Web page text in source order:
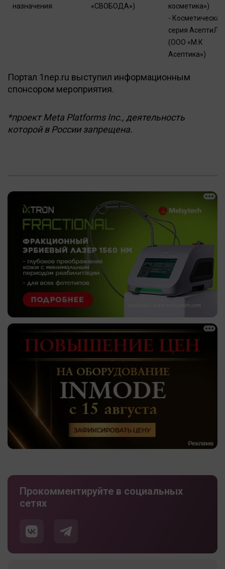
назначения
«СВОБОДА»)
косметика»)
- Косметическая
серия
(ООО «М.К
Асептика»)
Портал 1nep.ru выступил информационным
спонсором мероприятия.
*проект Meta Platforms Inc., деятельность
которой в России запрещена.
Прокомментируйте в социальных
сетях